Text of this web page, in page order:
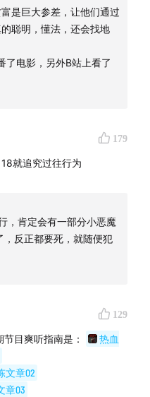
级。这些变化不止发生
蔓延。
”，是一群年龄更小、
了聊未成年人犯罪行为
官留下最深印象的爆破
令，他还是选择大张旗
自己的性命，完成最后
是巨大参差，让他们通过
聪明，懂法，还会找地
了电影，另外B站上看了
179
就追究过往行为
，肯定会有一部分小恶魔
反正都要死，就随便犯
129
目爽听指南是：
热血
文章02
章03